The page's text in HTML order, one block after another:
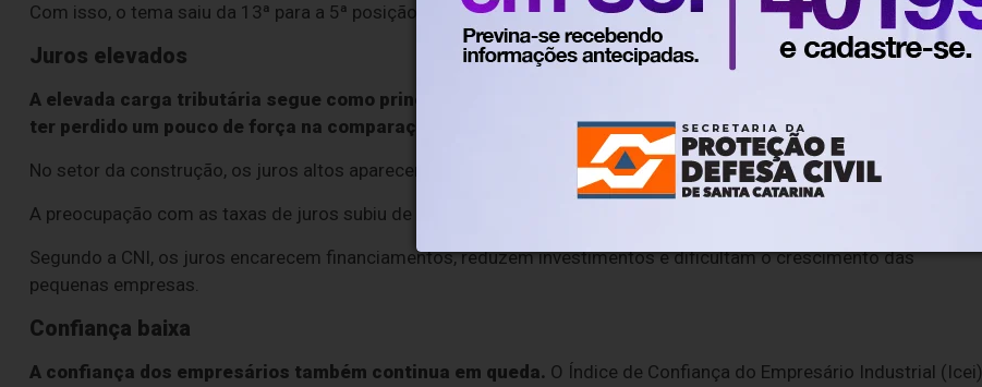
Com isso, o tema saiu da 13ª para a 5ª posição entre os principais problemas do setor.
Juros elevados
A elevada carga tributária segue como principal dificuldade apontada pelas pequenas indústrias, apesar de
ter perdido um pouco de força na comparação com o fim de 2025.
No setor da construção, os juros altos aparecem como o segundo maior problema enfrentado pelas empresas.
A preocupação com as taxas de juros subiu de 30,9% para 37,1% entre os empresários do segmento.
Segundo a CNI, os juros encarecem financiamentos, reduzem investimentos e dificultam o crescimento das
pequenas empresas.
Confiança baixa
A confiança dos empresários também continua em queda. O Índice de Confiança do Empresário Industrial (Icei)